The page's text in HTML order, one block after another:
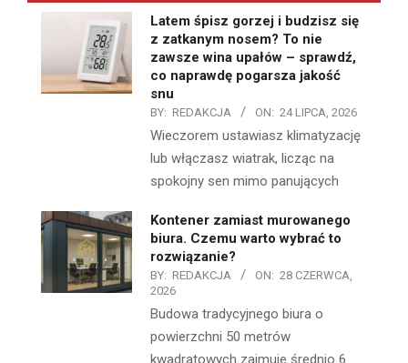
Latem śpisz gorzej i budzisz się
z zatkanym nosem? To nie
zawsze wina upałów – sprawdź,
co naprawdę pogarsza jakość
snu
BY: REDAKCJA ON: 24 LIPCA, 2026
Wieczorem ustawiasz klimatyzację
lub włączasz wiatrak, licząc na
spokojny sen mimo panujących
Kontener zamiast murowanego
biura. Czemu warto wybrać to
rozwiązanie?
BY: REDAKCJA ON: 28 CZERWCA,
2026
Budowa tradycyjnego biura o
powierzchni 50 metrów
kwadratowych zajmuje średnio 6